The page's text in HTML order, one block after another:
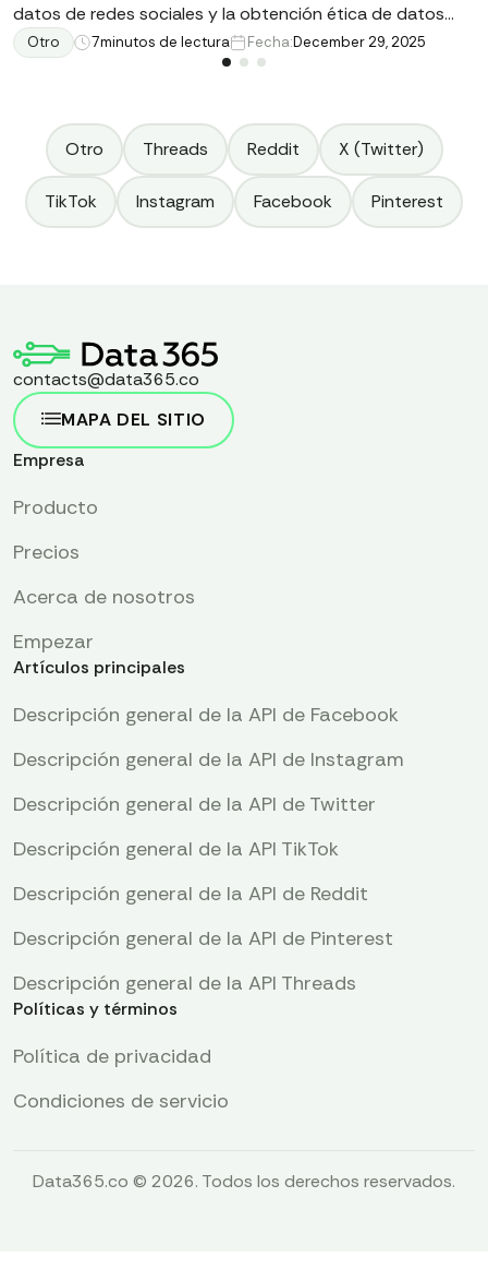
datos de redes sociales y la obtención ética de datos
impulsan la IA moderna y cómo la API de Redes Sociales
de Data365 ayuda a construir conjuntos de datos listos
Otro 7minutos de lectura Fecha:December 29, 2025
Otro Threads Reddit X (Twitter)
TikTok Instagram Facebook Pinterest
contacts@data365.co
MAPA DEL SITIO
Empresa
Producto
Precios
Acerca de nosotros
Empezar
Artículos principales
Descripción general de la API de Facebook
Descripción general de la API de Instagram
Descripción general de la API de Twitter
Descripción general de la API TikTok
Descripción general de la API de Reddit
Descripción general de la API de Pinterest
Descripción general de la API Threads
Políticas y términos
Política de privacidad
Condiciones de servicio
Data365.co © 2026. Todos los derechos reservados.